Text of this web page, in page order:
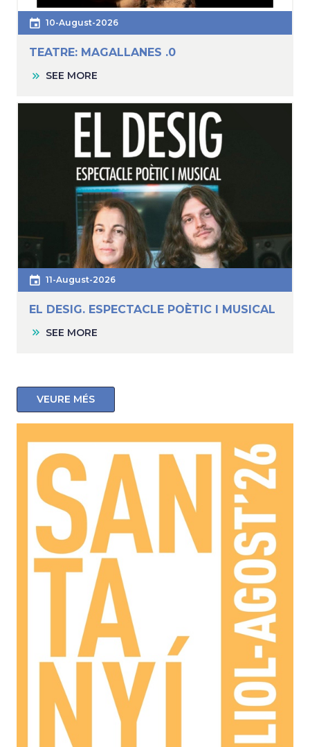
10-August-2026
TEATRE: MAGALLANES .0
SEE MORE
11-August-2026
EL DESIG. ESPECTACLE POÈTIC I MUSICAL
SEE MORE
VEURE MÉS